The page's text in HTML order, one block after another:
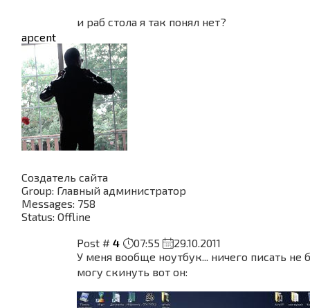
и раб стола я так понял нет?
apcent
Создатель сайта
Group: Главный администратор
Messages: 758
Status: Offline
Post # 4 07:55
29.10.2011
У меня вообще ноутбук... ничего писать не
могу скинуть вот он: